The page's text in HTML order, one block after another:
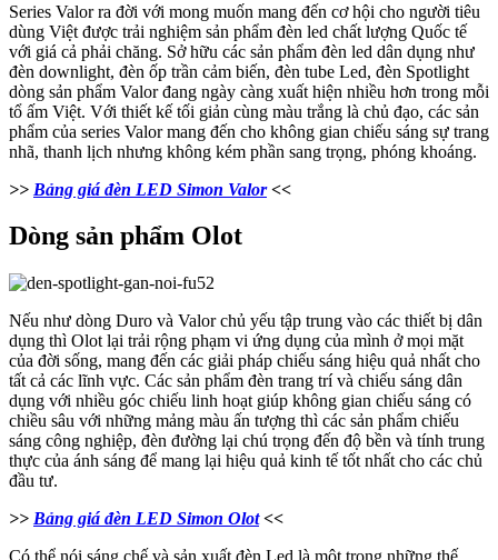
Series Valor ra đời với mong muốn mang đến cơ hội cho người tiêu
dùng Việt được trải nghiệm sản phẩm đèn led chất lượng Quốc tế
với giá cả phải chăng. Sở hữu các sản phẩm đèn led dân dụng như
đèn downlight, đèn ốp trần cảm biến, đèn tube Led, đèn Spotlight
dòng sản phẩm Valor đang ngày càng xuất hiện nhiều hơn trong mỗi
tổ ấm Việt. Với thiết kế tối giản cùng màu trắng là chủ đạo, các sản
phẩm của series Valor mang đến cho không gian chiếu sáng sự trang
nhã, thanh lịch nhưng không kém phần sang trọng, phóng khoáng.
>> Bảng giá đèn LED Simon Valor<<
Dòng sản phẩm Olot
Nếu như dòng Duro và Valor chủ yếu tập trung vào các thiết bị dân
dụng thì Olot lại trải rộng phạm vi ứng dụng của mình ở mọi mặt
của đời sống, mang đến các giải pháp chiếu sáng hiệu quả nhất cho
tất cả các lĩnh vực. Các sản phẩm đèn trang trí và chiếu sáng dân
dụng với nhiều góc chiếu linh hoạt giúp không gian chiếu sáng có
chiều sâu với những mảng màu ấn tượng thì các sản phẩm chiếu
sáng công nghiệp, đèn đường lại chú trọng đến độ bền và tính trung
thực của ánh sáng để mang lại hiệu quả kinh tế tốt nhất cho các chủ
đầu tư.
>> Bảng giá đèn LED Simon Olot<<